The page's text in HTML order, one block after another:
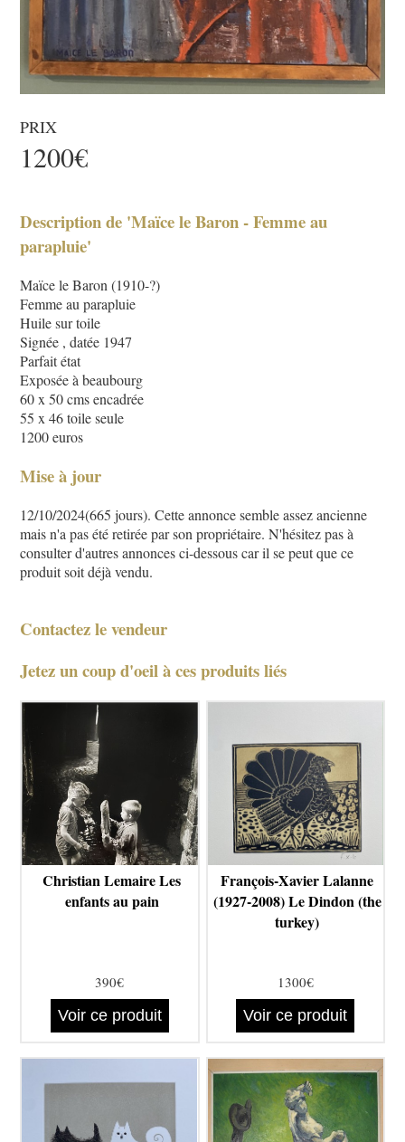
PRIX
1200€
Description de 'Maïce le Baron - Femme au
parapluie'
Maïce le Baron (1910-?)
Femme au parapluie
Huile sur toile
Signée , datée 1947
Parfait état
Exposée à beaubourg
60 x 50 cms encadrée
55 x 46 toile seule
1200 euros
Mise à jour
12/10/2024(665 jours). Cette annonce semble assez ancienne
mais n'a pas été retirée par son propriétaire. N'hésitez pas à
consulter d'autres annonces ci-dessous car il se peut que ce
produit soit déjà vendu.
Contactez le vendeur
Jetez un coup d'oeil à ces produits liés
Christian Lemaire Les
enfants au pain
390€
Voir ce produit
François-Xavier Lalanne
(1927-2008) Le Dindon (the
turkey)
1300€
Voir ce produit